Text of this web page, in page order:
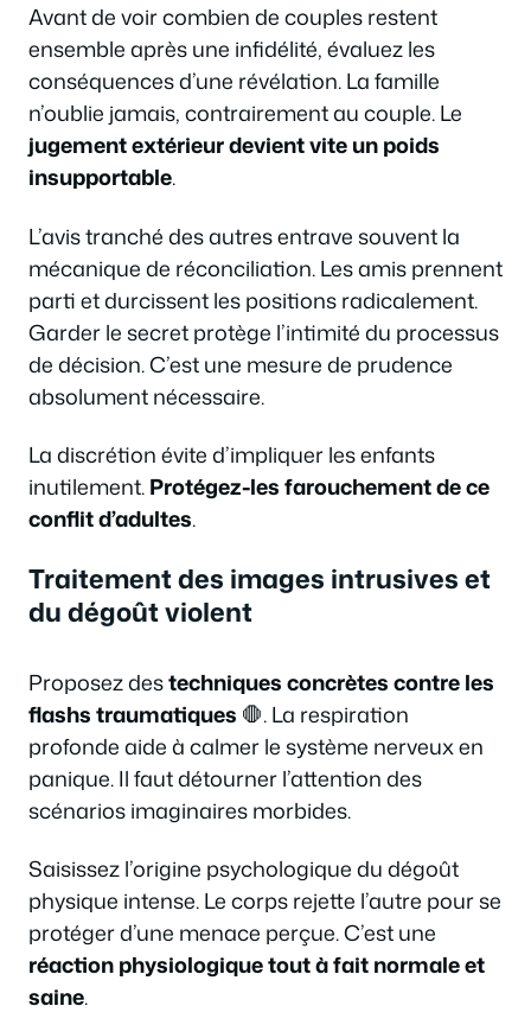
Avant de voir combien de couples restent
ensemble après une infidélité, évaluez les
conséquences d’une révélation. La famille
n’oublie jamais, contrairement au couple. Le
jugement extérieur devient vite un poids
insupportable.
L’avis tranché des autres entrave souvent la
mécanique de réconciliation. Les amis prennent
parti et durcissent les positions radicalement.
Garder le secret protège l’intimité du processus
de décision. C’est une mesure de prudence
absolument nécessaire.
La discrétion évite d’impliquer les enfants
inutilement.Protégez-les farouchement de ce
conflit d’adultes.
Traitement des images intrusives et
du dégoût violent
Proposez destechniques concrètes contre les
flashs traumatiques 🛑. La respiration
profonde aide à calmer le système nerveux en
panique. Il faut détourner l’attention des
scénarios imaginaires morbides.
Saisissez l’origine psychologique du dégoût
physique intense. Le corps rejette l’autre pour se
protéger d’une menace perçue. C’est une
réaction physiologique tout à fait normale et
saine.